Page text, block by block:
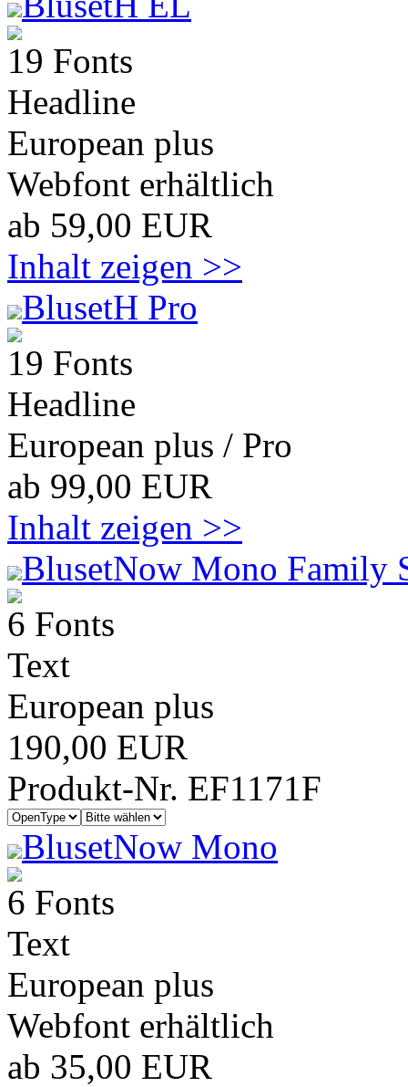
19 Fonts
Headline
European plus
Webfont erhältlich
ab 59,00 EUR
Inhalt zeigen >>
BlusetH Pro
19 Fonts
Headline
European plus / Pro
ab 99,00 EUR
Inhalt zeigen >>
BlusetNow Mono Family
6 Fonts
Text
European plus
190,00 EUR
Produkt-Nr. EF1171F
BlusetNow Mono
6 Fonts
Text
European plus
Webfont erhältlich
ab 35,00 EUR